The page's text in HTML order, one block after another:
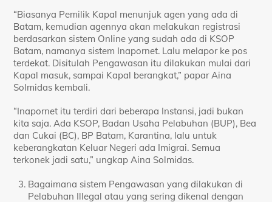
“Biasanya Pemilik Kapal menunjuk agen yang ada di
Batam, kemudian agennya akan melakukan registrasi
berdasarkan sistem Online yang sudah ada di KSOP
Batam, namanya sistem Inapornet. Lalu melapor ke pos
terdekat. Disitulah Pengawasan itu dilakukan mulai dari
Kapal masuk, sampai Kapal berangkat,” papar Aina
Solmidas kembali.
“Inapornet itu terdiri dari beberapa Instansi, jadi bukan
kita saja. Ada KSOP, Badan Usaha Pelabuhan (BUP), Bea
dan Cukai (BC), BP Batam, Karantina, lalu untuk
keberangkatan Keluar Negeri ada Imigrai. Semua
terkonek jadi satu,” ungkap Aina Solmidas.
Bagaimana sistem Pengawasan yang dilakukan di
Pelabuhan Illegal atau yang sering dikenal dengan